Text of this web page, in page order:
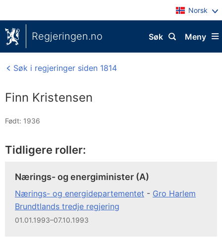
Norsk
Regjeringen.no Meny
Søk
Søk i regjeringer siden 1814
Finn Kristensen
Født: 1936
Tidligere roller:
Nærings- og energiminister (A)
Nærings- og energidepartementet - Gro Harlem
Brundtlands tredje regjering
01.01.1993–07.10.1993